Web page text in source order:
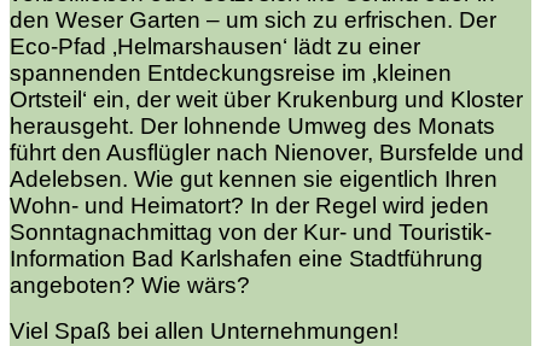
den Weser Garten – um sich zu erfrischen. Der
Eco-Pfad ‚Helmarshausen‘ lädt zu einer
spannenden Entdeckungsreise im ‚kleinen
Ortsteil‘ ein, der weit über Krukenburg und Kloster
herausgeht. Der lohnende Umweg des Monats
führt den Ausflügler nach Nienover, Bursfelde und
Adelebsen. Wie gut kennen sie eigentlich Ihren
Wohn- und Heimatort? In der Regel wird jeden
Sonntagnachmittag von der Kur- und Touristik-
Information Bad Karlshafen eine Stadtführung
angeboten? Wie wärs?
Viel Spaß bei allen Unternehmungen!